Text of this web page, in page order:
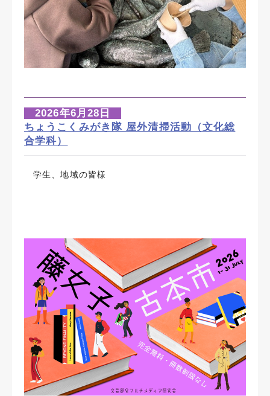
2026年6月28日
ちょうこくみがき隊 屋外清掃活動（文化総
合学科）
学生、地域の皆様